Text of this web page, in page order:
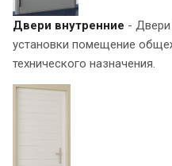
Двери внутренние - Двери
установки помещение
технического назначения.